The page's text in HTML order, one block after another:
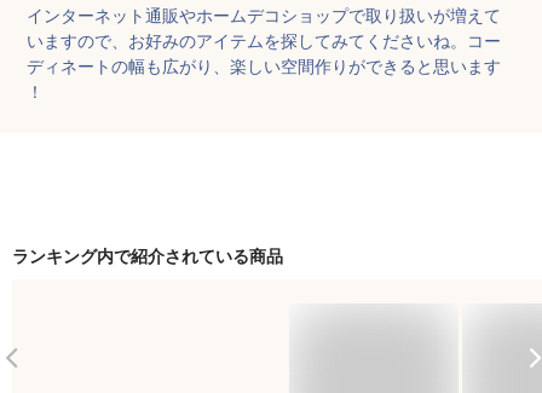
インターネット通販やホームデコショップで取り扱いが増えて
いますので、お好みのアイテムを探してみてくださいね。コー
ディネートの幅も広がり、楽しい空間作りができると思います
！
ランキング内で紹介されている商品